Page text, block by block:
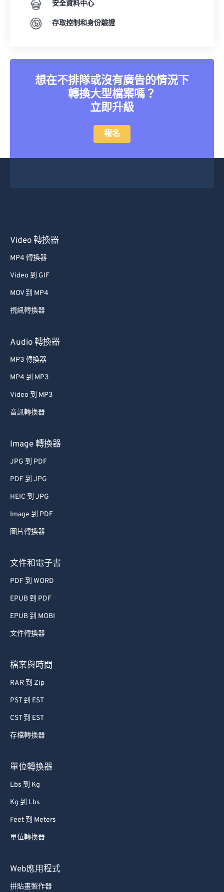
安全資料中心
存取控制和身份驗證
想在不排隊或沒有廣告的情況下
轉換大型檔案嗎？
立即升級
報名
Video 轉換器
MP4 轉換器
Video 到 GIF
MOV 到 MP4
視訊轉換器
Audio 轉換器
MP3 轉換器
MP4 到 MP3
Video 到 MP3
音訊轉換器
Image 轉換器
JPG 到 PDF
PDF 到 JPG
HEIC 到 JPG
Image 到 PDF
圖片轉換器
文件和電子書
PDF 到 WORD
EPUB 到 PDF
EPUB 到 MOBI
文件轉換器
檔案與時間
RAR 到 Zip
PST 到 EST
CST 到 EST
存檔轉換器
單位轉換器
Lbs 到 Kg
Kg 到 Lbs
Feet 到 Meters
單位轉換器
Web應用程式
拼貼畫製作器